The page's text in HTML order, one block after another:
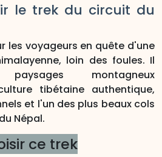
le trek du circuit du
les voyageurs en quête d'une
loin des foules. Il
montagneux
tibétaine authentique,
et l'un des plus beaux cols
Népal.
ce trek